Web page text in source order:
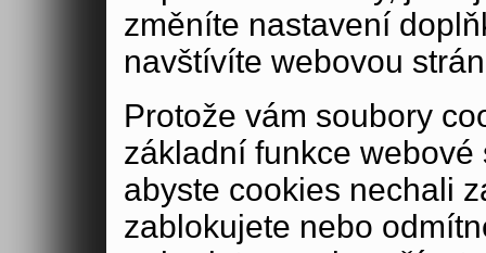
změníte nastavení
navštívíte webovou
Protože vám soubory
základní funkce
abyste cookies nechali
zablokujete nebo